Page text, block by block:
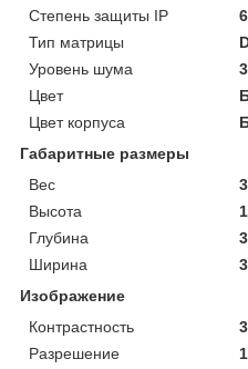
Степень защиты IP
6
Тип матрицы
Уровень шума
Цвет
Цвет корпуса
Габаритные размеры
Вес
Высота
Глубина
Ширина
Изображение
Контрастность
Разрешение